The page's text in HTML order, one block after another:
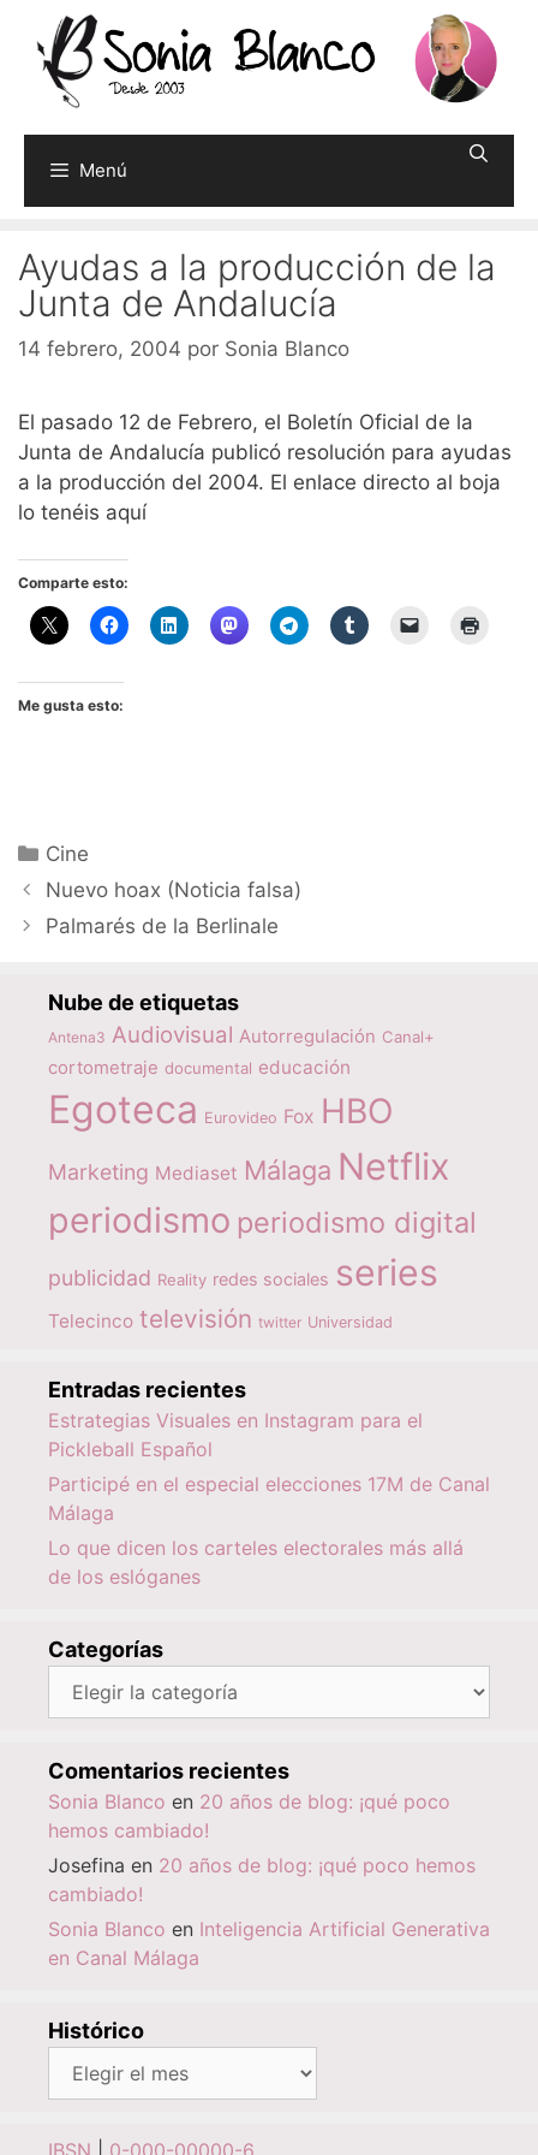
contenido
Menú
Ayudas a la producción de la
Junta de Andalucía
14 febrero, 2004 por Sonia Blanco
El pasado 12 de Febrero, el Boletín Oficial de la
Junta de Andalucía publicó resolución para ayudas
a la producción del 2004. El enlace directo al boja
lo tenéis aquí
Comparte esto:
Me gusta esto:
Categorías
Cine
Nuevo hoax (Noticia falsa)
Palmarés de la Berlinale
Nube de etiquetas
Antena3 Audiovisual Autorregulación Canal+
cortometraje documental educación
Egoteca Eurovideo Fox HBO
Marketing Mediaset Málaga Netflix
periodismo periodismo digital
publicidad Reality redes sociales series
Telecinco televisión twitter Universidad
Entradas recientes
Estrategias Visuales en Instagram para el
Pickleball Español
Participé en el especial elecciones 17M de Canal
Málaga
Lo que dicen los carteles electorales más allá
de los eslóganes
Categorías
Comentarios recientes
Sonia Blanco en 20 años de blog: ¡qué poco
hemos cambiado!
Josefina en 20 años de blog: ¡qué poco hemos
cambiado!
Sonia Blanco en Inteligencia Artificial Generativa
en Canal Málaga
Histórico
IBSN 0-000-00000-6